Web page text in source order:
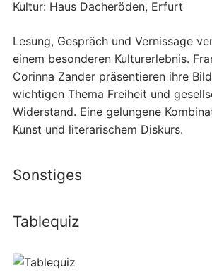
Kultur: Haus Dacheröden, Erfurt
Lesung, Gespräch und Vernissage
einem besonderen Kulturerlebnis.
Corinna Zander präsentieren ihre
wichtigen Thema Freiheit und
Widerstand. Eine gelungene
Kunst und literarischem Diskurs.
Sonstiges
Tablequiz